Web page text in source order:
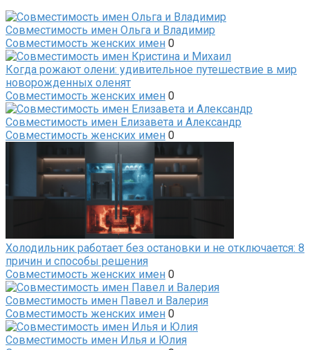
Совместимость имен Ольга и Владимир
Совместимость женских имен 0
Когда рожают олени: удивительное путешествие в мир
новорожденных оленят
Совместимость женских имен 0
Совместимость имен Елизавета и Александр
Совместимость женских имен 0
Холодильник работает без остановки и не отключается: 8
причин и способы решения
Совместимость женских имен 0
Совместимость имен Павел и Валерия
Совместимость женских имен 0
Совместимость имен Илья и Юлия